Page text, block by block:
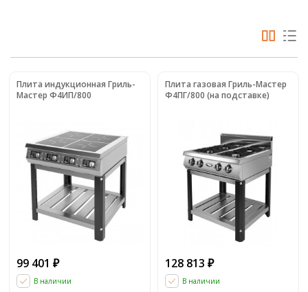
Плита индукционная Гриль-
Мастер Ф4ИП/800
99 401 ₽
В наличии
Плита газовая Гриль-Мастер
Ф4ПГ/800 (на подставке)
128 813 ₽
В наличии